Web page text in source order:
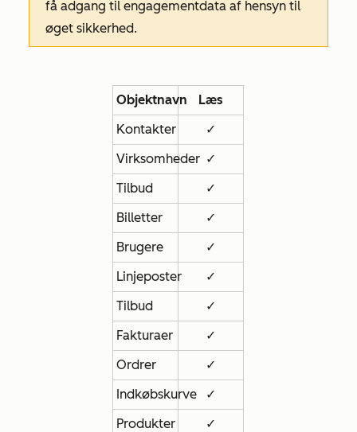
få adgang til engagementdata af hensyn til
øget sikkerhed.
Objektnavn
Læs
Kontakter
✓
Virksomheder ✓
Tilbud
✓
Billetter
✓
Brugere
✓
Linjeposter
✓
Tilbud
✓
Fakturaer
✓
Ordrer
✓
Indkøbskurve
✓
Produkter
✓